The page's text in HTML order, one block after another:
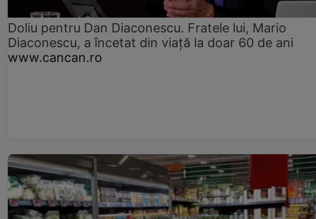
Doliu pentru Dan Diaconescu. Fratele lui, Mario
Diaconescu, a încetat din viață la doar 60 de ani
www.cancan.ro